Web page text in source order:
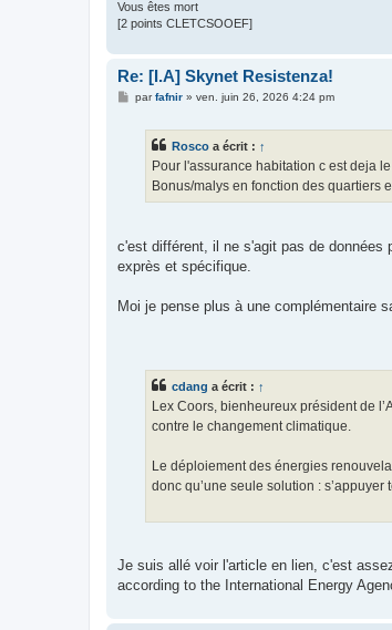
Vous êtes mort
[2 points CLETCSOOEF]
Re: [I.A] Skynet Resistenza!
Mparfafnir» ven. juin 26, 2026 4:24 pm
Rosco a écrit : ↑
Pour l'assurance habitation c est deja
Bonus/malys en fonction des quartiers
c'est différent, il ne s'agit pas de données
exprès et spécifique.
Moi je pense plus à une complémentaire
cdang a écrit : ↑
Lex Coors, bienheureux président de
contre le changement climatique.
Le déploiement des énergies
donc qu’une seule solution :
Je suis allé voir l'article en lien, c'est
according to the International Energy